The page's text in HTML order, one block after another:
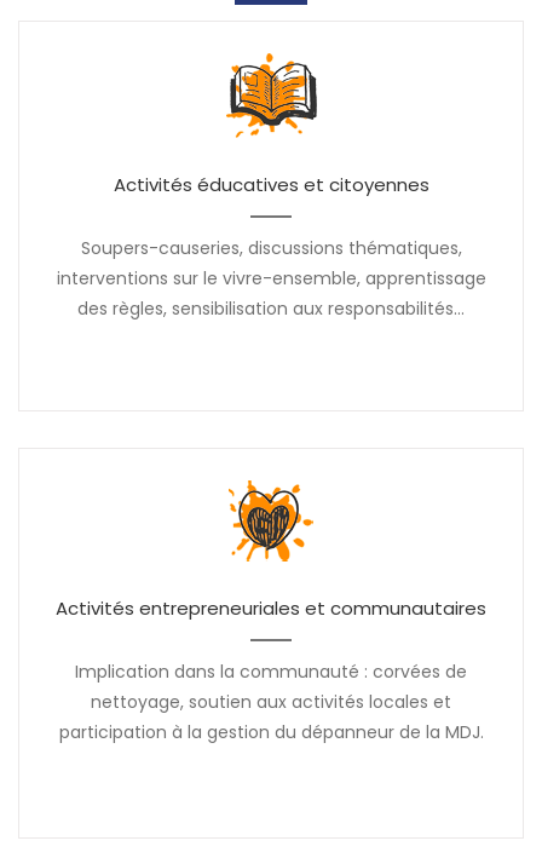
Activités éducatives et citoyennes
Soupers-causeries, discussions thématiques,
interventions sur le vivre-ensemble, apprentissage
des règles, sensibilisation aux responsabilités...
Activités entrepreneuriales et communautaires
Implication dans la communauté : corvées de
nettoyage, soutien aux activités locales et
participation à la gestion du dépanneur de la MDJ.